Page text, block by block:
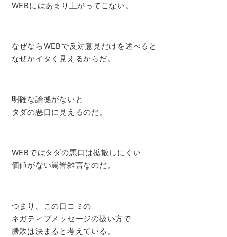
WEBにはあまり上がってこない。
なぜならWEBで反対意見だけを述べると
なぜかイタく見えるからだ。
明確な論拠がないと
タダの悪口に見えるのだ。
WEBではタダの悪口は拡散しにくい
価値がない罵詈雑言なのだ。
つまり、この口コミの
ネガティブメッセージの扱い方で
勝敗は決まると考えている。